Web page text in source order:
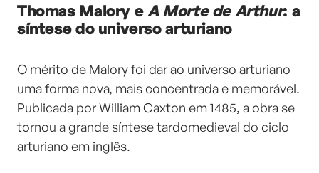
Thomas Malory e A Morte de Arthur: a
síntese do universo arturiano
O mérito de Malory foi dar ao universo arturiano
uma forma nova, mais concentrada e memorável.
Publicada por William Caxton em 1485, a obra se
tornou a grande síntese tardomedieval do ciclo
arturiano em inglês.